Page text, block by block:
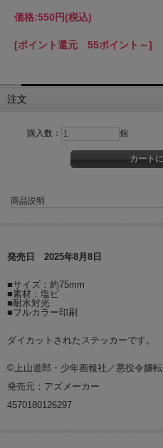
価格:550円(税込)
[ポイント還元 55ポイント～]
注文
購入数： 個
商品説明
発売日 2025年8月8日
■サイズ：約75mm
■素材：塩ビ
■耐水対光
■フルカラー印刷
ダイカットされたステッカーです。
©上山道郎・少年画報社／悪役令嬢
発売元：アズメーカー
4570180126297